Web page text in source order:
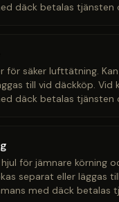
däck betalas tjänsten
för säker lufttätning.
till vid däckköp. Vid
däck betalas tjänsten
hjul för jämnare körning
separat eller läggas
med däck betalas